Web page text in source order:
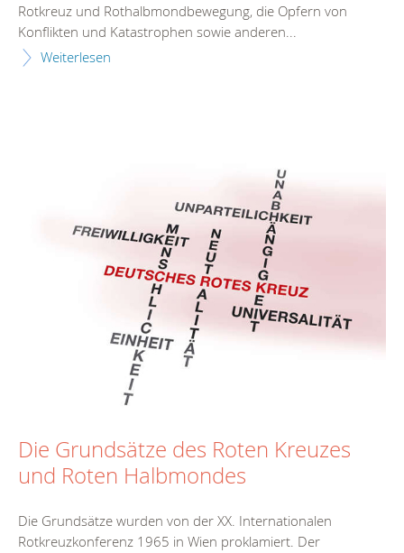
Rotkreuz und Rothalbmondbewegung, die Opfern von
Konflikten und Katastrophen sowie anderen...
Weiterlesen
Die Grundsätze des Roten Kreuzes
und Roten Halbmondes
Die Grundsätze wurden von der XX. Internationalen
Rotkreuzkonferenz 1965 in Wien proklamiert. Der